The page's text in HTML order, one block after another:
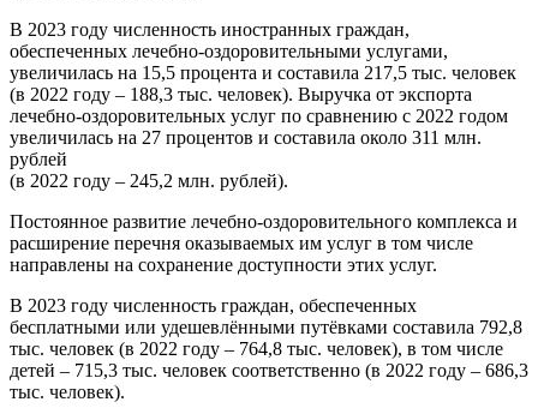
В 2023 году численность иностранных граждан,
обеспеченных лечебно-оздоровительными услугами,
увеличилась на 15,5 процента и составила 217,5 тыс. человек
(в 2022 году – 188,3 тыс. человек). Выручка от экспорта
лечебно-оздоровительных услуг по сравнению с 2022 годом
увеличилась на 27 процентов и составила около 311 млн.
рублей
(в 2022 году – 245,2 млн. рублей).
Постоянное развитие лечебно-оздоровительного комплекса и
расширение перечня оказываемых им услуг в том числе
направлены на сохранение доступности этих услуг.
В 2023 году численность граждан, обеспеченных
бесплатными или удешевлёнными путёвками составила 792,8
тыс. человек (в 2022 году – 764,8 тыс. человек), в том числе
детей – 715,3 тыс. человек соответственно (в 2022 году – 686,3
тыс. человек).